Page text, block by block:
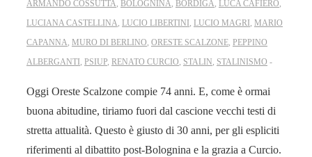
ARMANDO COSSUTTA, BOLOGNINA, BORDIGA, LUCA CAFIERO,
LUCIANA CASTELLINA, LUCIO LIBERTINI , LUCIO MAGRI , MARIO
CAPANNA, MURO DI BERLINO, ORESTE SCALZONE, PEPPINO
ALBERGANTI , PSIUP, RENATO CURCIO, STALIN, STALINISMO
Oggi Oreste Scalzone compie 74 anni. E, come è ormai
buona abitudine, tiriamo fuori dal cascione vecchi testi di
stretta attualità. Questo è giusto di 30 anni, per gli espliciti
riferimenti al dibattito post-Bolognina e la grazia a Curcio.